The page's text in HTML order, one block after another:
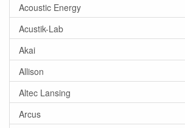
Acoustic Energy
Acustik-Lab
Akai
Allison
Altec Lansing
Arcus